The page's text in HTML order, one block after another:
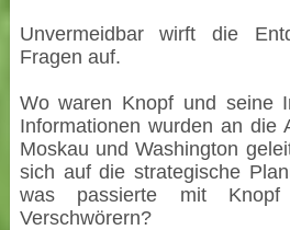
Unvermeidbar wirft die
Fragen auf.
Wo waren Knopf und seine
Informationen wurden an die
Moskau und Washington
sich auf die strategische
was passierte mit
Verschwörern?